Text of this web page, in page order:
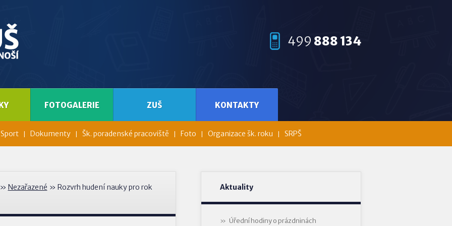
499 888 134
Sport Dokumenty Šk. poradenské pracoviště Foto Organizace šk. roku SRPŠ
FOTOGALERIE ZUŠ KONTAKTY
Nezařazené » Rozvrh hudení nauky pro rok
Aktuality
Úřední hodiny o prázdninách